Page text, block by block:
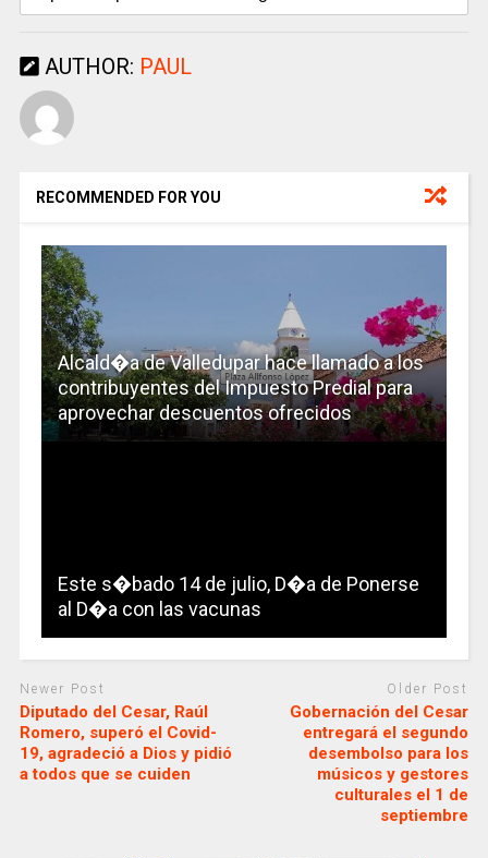
AUTHOR: PAUL
RECOMMENDED FOR YOU
Alcald�a de Valledupar hace llamado a los
contribuyentes del Impuesto Predial para
aprovechar descuentos ofrecidos
Este s�bado 14 de julio, D�a de Ponerse
al D�a con las vacunas
Newer Post
Diputado del Cesar, Raúl
Romero, superó el Covid-
19, agradeció a Dios y pidió
a todos que se cuiden
Older Post
Gobernación del Cesar
entregará el segundo
desembolso para los
músicos y gestores
culturales el 1 de
septiembre